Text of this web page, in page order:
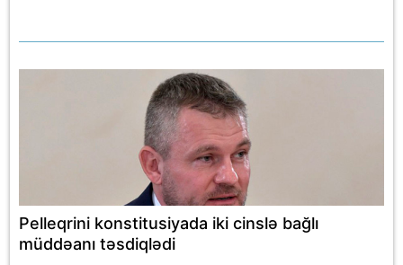
Pelleqrini konstitusiyada iki cinslə bağlı
müddəanı təsdiqlədi